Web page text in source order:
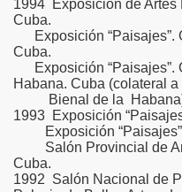
1994 Exposición de Artes
Cuba.
Exposición “Paisajes”.
Cuba.
Exposición “Paisajes”.
Habana. Cuba (colateral
Bienal de la
1993 Exposición
Exposición
Salón Provincial de
Cuba.
1992 Salón Nacional de